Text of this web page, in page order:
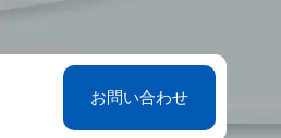
お問い合わせ